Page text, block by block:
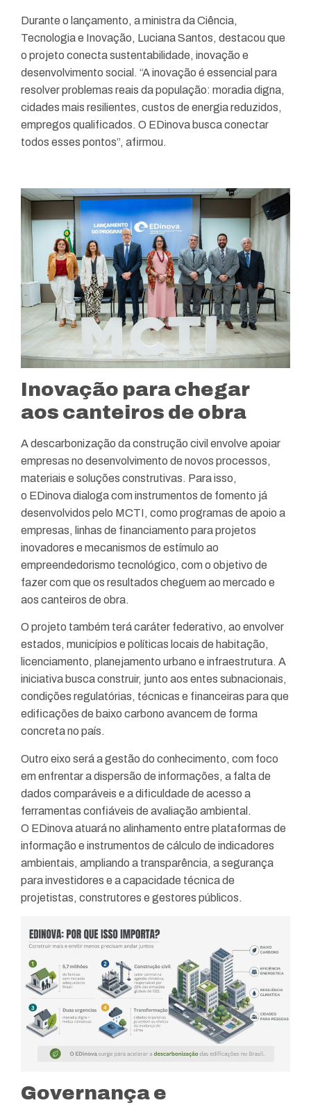
Durante o lançamento, a ministra da Ciência,
Tecnologia e Inovação, Luciana Santos, destacou que
o projeto conecta sustentabilidade, inovação e
desenvolvimento social. “A inovação é essencial para
resolver problemas reais da população: moradia digna,
cidades mais resilientes, custos de energia reduzidos,
empregos qualificados. O EDinova busca conectar
todos esses pontos”, afirmou.
Inovação para chegar
aos canteiros de obra
A descarbonização da construção civil envolve apoiar
empresas no desenvolvimento de novos processos,
materiais e soluções construtivas. Para isso,
o EDinova dialoga com instrumentos de fomento já
desenvolvidos pelo MCTI, como programas de apoio a
empresas, linhas de financiamento para projetos
inovadores e mecanismos de estímulo ao
empreendedorismo tecnológico, com o objetivo de
fazer com que os resultados cheguem ao mercado e
aos canteiros de obra.
O projeto também terá caráter federativo, ao envolver
estados, municípios e políticas locais de habitação,
licenciamento, planejamento urbano e infraestrutura. A
iniciativa busca construir, junto aos entes subnacionais,
condições regulatórias, técnicas e financeiras para que
edificações de baixo carbono avancem de forma
concreta no país.
Outro eixo será a gestão do conhecimento, com foco
em enfrentar a dispersão de informações, a falta de
dados comparáveis e a dificuldade de acesso a
ferramentas confiáveis de avaliação ambiental.
O EDinova atuará no alinhamento entre plataformas de
informação e instrumentos de cálculo de indicadores
ambientais, ampliando a transparência, a segurança
para investidores e a capacidade técnica de
projetistas, construtores e gestores públicos.
Governança e